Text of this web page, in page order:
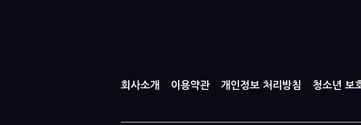
회사소개 이용약관 개인정보 처리방침 청소년 보